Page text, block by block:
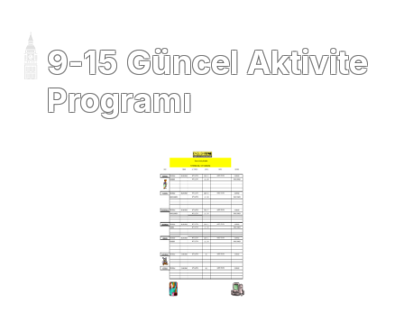
9-15 Güncel Aktivite
Programı